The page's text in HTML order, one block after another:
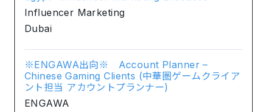
Influencer Marketing
Dubai
※ENGAWA出向※ Account Planner –
Chinese Gaming Clients (中華圏ゲームクライア
ント担当 アカウントプランナー)
ENGAWA